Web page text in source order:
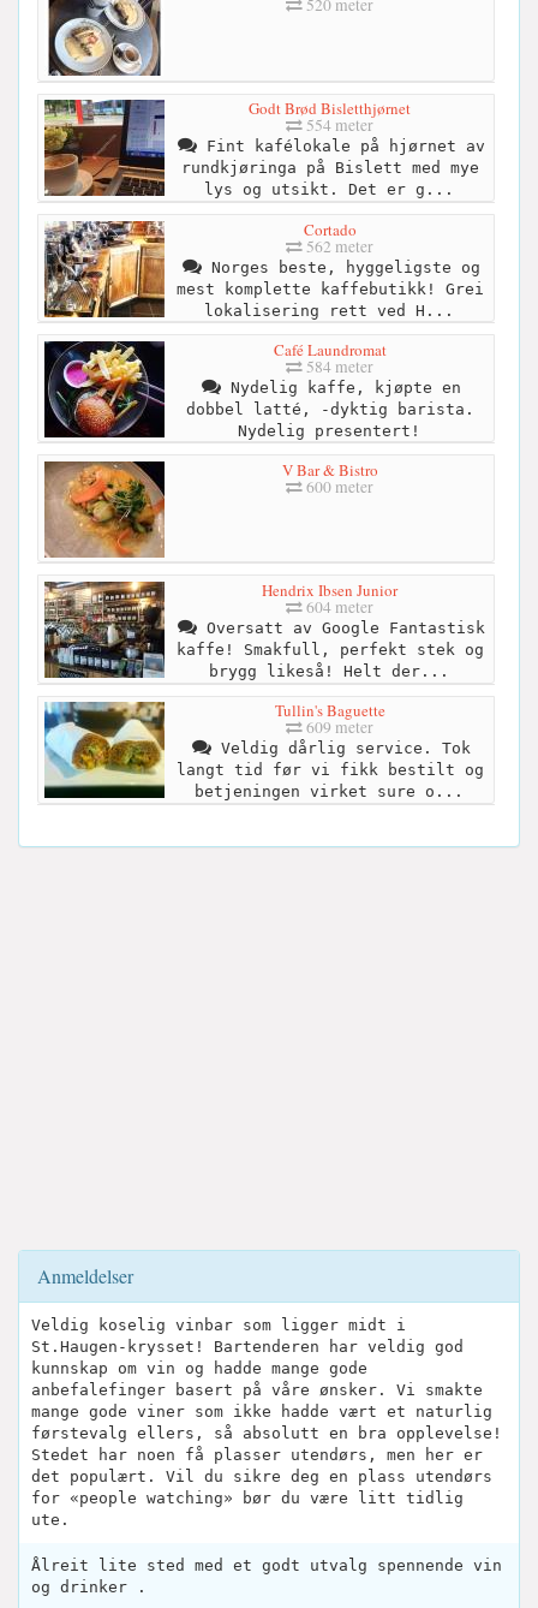
520 meter
Godt Brød Bisletthjørnet
554 meter
Fint kafélokale på hjørnet av
rundkjøringa på Bislett med mye
lys og utsikt. Det er g...
Cortado
562 meter
Norges beste, hyggeligste og
mest komplette kaffebutikk! Grei
lokalisering rett ved H...
Café Laundromat
584 meter
Nydelig kaffe, kjøpte en
dobbel latté, -dyktig barista.
Nydelig presentert!
V Bar & Bistro
600 meter
Hendrix Ibsen Junior
604 meter
Oversatt av Google Fantastisk
kaffe! Smakfull, perfekt stek og
brygg likeså! Helt der...
Tullin's Baguette
609 meter
Veldig dårlig service. Tok
langt tid før vi fikk bestilt og
betjeningen virket sure o...
Anmeldelser
Veldig koselig vinbar som ligger midt i
St.Haugen-krysset! Bartenderen har veldig god
kunnskap om vin og hadde mange gode
anbefalefinger basert på våre ønsker. Vi smakte
mange gode viner som ikke hadde vært et naturlig
førstevalg ellers, så absolutt en bra opplevelse!
Stedet har noen få plasser utendørs, men her er
det populært. Vil du sikre deg en plass utendørs
for «people watching» bør du være litt tidlig
ute.
Ålreit lite sted med et godt utvalg spennende vin
og drinker .